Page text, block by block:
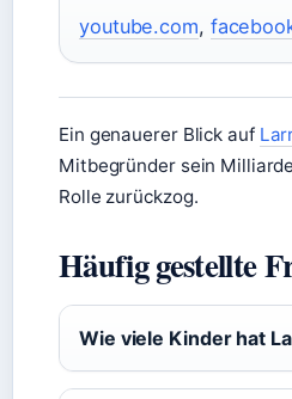
youtube.com,
Ein genauerer Blick auf
Mitbegründer sein
Rolle zurückzog.
Häufig gestellte
Wie viele Kinder hat